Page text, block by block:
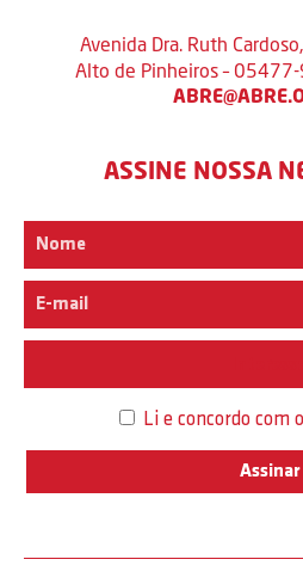
Avenida Dra. Ruth
Alto de Pinheiros – 05477-
ASSINE NOSSA
Li e concordo com